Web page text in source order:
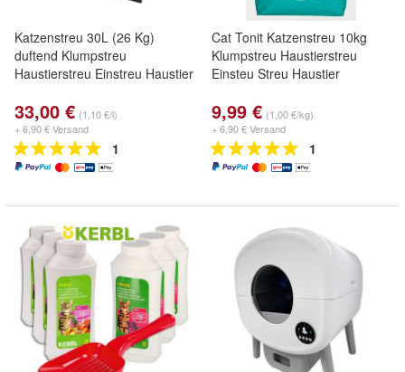
Katzenstreu 30L (26 Kg)
duftend Klumpstreu
Haustierstreu Einstreu Haustier
33,00 € (1,10 €/l)
+ 6,90 € Versand
1
Cat Tonit Katzenstreu 10kg
Klumpstreu Haustierstreu
Einsteu Streu Haustier
9,99 € (1,00 €/kg)
+ 6,90 € Versand
1